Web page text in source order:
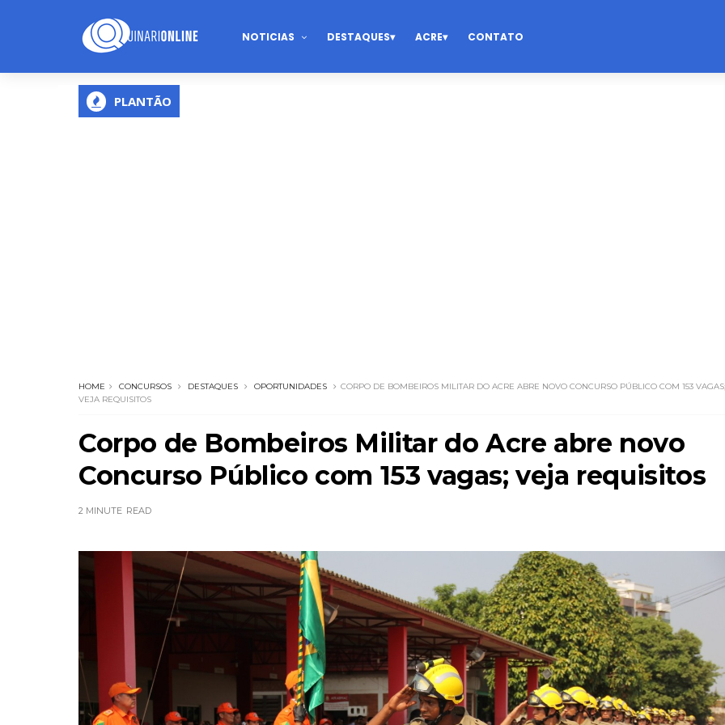
NOTICIAS DESTAQUES ACRE CONTATO
PLANTÃO
HOME CONCURSOS DESTAQUES OPORTUNIDADES
CORPO DE BOMBEIROS MILITAR DO ACRE ABRE NOVO CONCURSO PÚBLICO COM 153 VAGAS;
VEJA REQUISITOS
Corpo de Bombeiros Militar do Acre abre novo
Concurso Público com 153 vagas; veja requisitos
2 MINUTE READ